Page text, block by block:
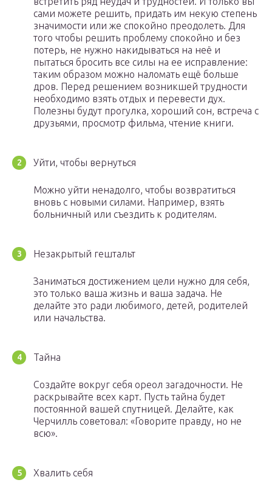
сами можете решить, придать им некую степень
значимости или же спокойно преодолеть. Для
того чтобы решить проблему спокойно и без
потерь, не нужно накидываться на неё и
пытаться бросить все силы на ее исправление:
таким образом можно наломать ещё больше
дров. Перед решением возникшей трудности
необходимо взять отдых и перевести дух.
Полезны будут прогулка, хороший сон, встреча с
друзьями, просмотр фильма, чтение книги.
Уйти, чтобы вернуться
Можно уйти ненадолго, чтобы возвратиться
вновь с новыми силами. Например, взять
больничный или съездить к родителям.
Незакрытый гештальт
Заниматься достижением цели нужно для себя,
это только ваша жизнь и ваша задача. Не
делайте это ради любимого, детей, родителей
или начальства.
Тайна
Создайте вокруг себя ореол загадочности. Не
раскрывайте всех карт. Пусть тайна будет
постоянной вашей спутницей. Делайте, как
Черчилль советовал: «Говорите правду, но не
всю».
Хвалить себя